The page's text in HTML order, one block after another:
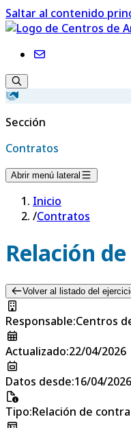
Saltar al contenido
Sección
Contratos
Abrir menú lateral
Inicio
/Contratos
Relación
Volver al listado del
Responsable:Centros
Actualizado:22/04/2026
Datos desde:16/04/2026
Tipo:Relación de